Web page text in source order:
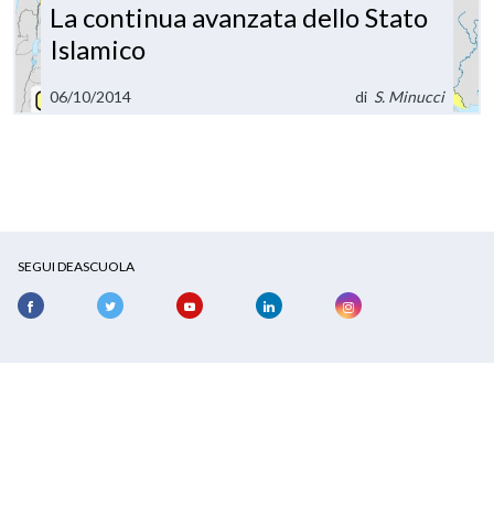
La continua avanzata dello Stato
Islamico
06/10/2014 di S. Minucci
SEGUI DEASCUOLA